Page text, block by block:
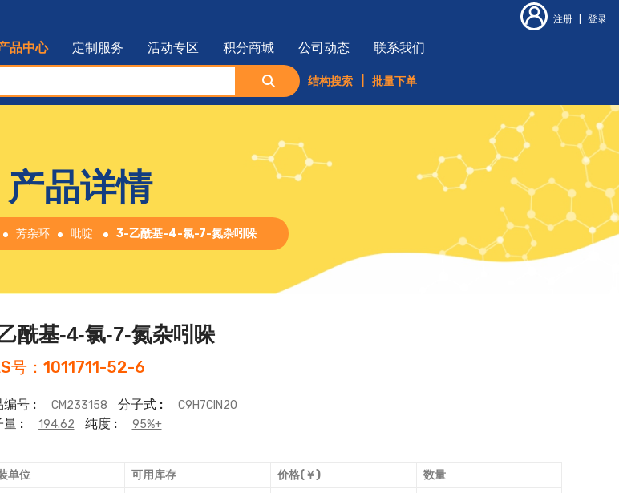
注册 登录
品中心 定制服务 活动专区 积分商城 公司动态 联系我们
结构搜索 批量下单
产品详情
芳杂环 吡啶 3-乙酰基-4-氯-7-氮杂吲哚
酰基-4-氯-7-氮杂吲哚
号：1011711-52-6
编号 : CM233158 分子式 : C9H7ClN2O
量 : 194.62 纯度 : 95%+
单位 可用库存 价格(￥) 数量